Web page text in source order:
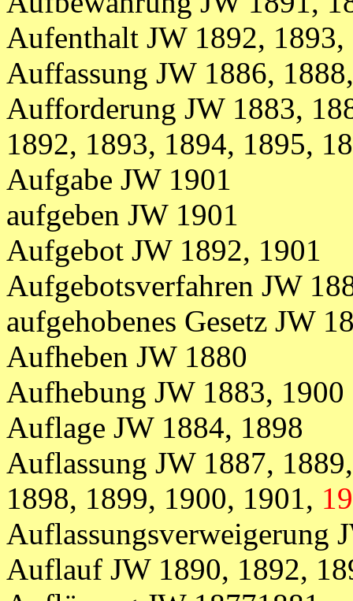
Aufenthalt JW 1892, 1893,
Auffassung JW 1886,
Aufforderung JW 1883,
1892, 1893, 1894, 1895,
Aufgabe JW 1901
aufgeben JW 1901
Aufgebot JW 1892, 1901
Aufgebotsverfahren JW
aufgehobenes Gesetz JW
Aufheben JW 1880
Aufhebung JW 1883, 1900
Auflage JW 1884, 1898
Auflassung JW 1887,
1898, 1899, 1900, 1901,
Auflassungsverweigerung
Auflauf JW 1890, 1892,